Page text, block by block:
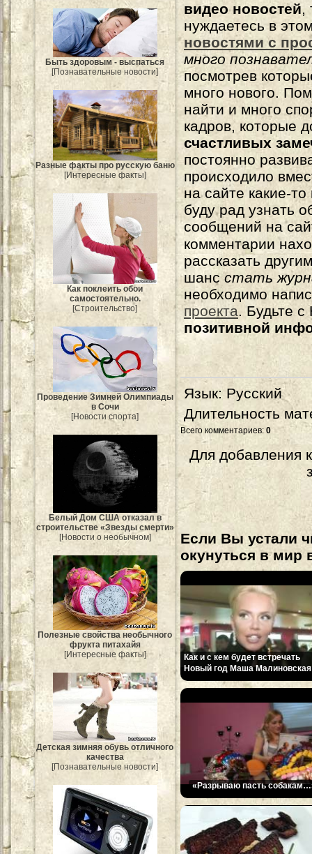
Быть здоровым - выспаться
[Познавательные новости]
Разные факты про русскую баню
[Интересные факты]
Как поклеить обои
самостоятельно.
[Строительство]
Проведение Зимней Олимпиады
в Сочи
[Новости спорта]
Белый Дом США отказал в
строительстве «Звезды смерти»
[Новости о необычном]
Полезные свойства необычного
фрукта питахайя
[Интересные факты]
Детская зимняя обувь отличного
качества
[Познавательные новости]
видео новостей,
нуждаетесь в
новостями с
много
посмотрев
много нового.
найти и много
кадров, которые
счастливых
постоянно
происходило
на сайте какие-
буду рад узнать
сообщений на
комментарии
рассказать
шанс стать
необходимо
проекта. Будьте
позитивной
Язык: Русский
Длительность
Всего комментариев: 0
Для добавления
Если Вы устали
окунуться в мир
Как и с кем будет встречать
Новый год Маша Малиновская
«Разрываю пасть